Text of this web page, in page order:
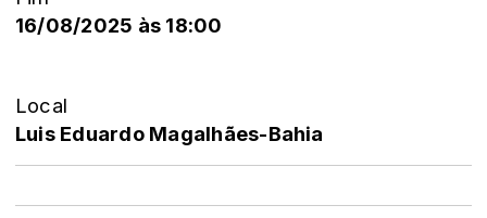
16/08/2025 às 18:00
Local
Luis Eduardo Magalhães-Bahia